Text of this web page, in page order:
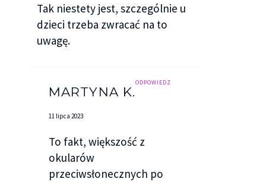
Tak niestety jest, szczególnie u
dzieci trzeba zwracać na to
uwagę.
ODPOWIEDZ
MARTYNA K.
11 lipca 2023
To fakt, większość z
okularów
przeciwsłonecznych po